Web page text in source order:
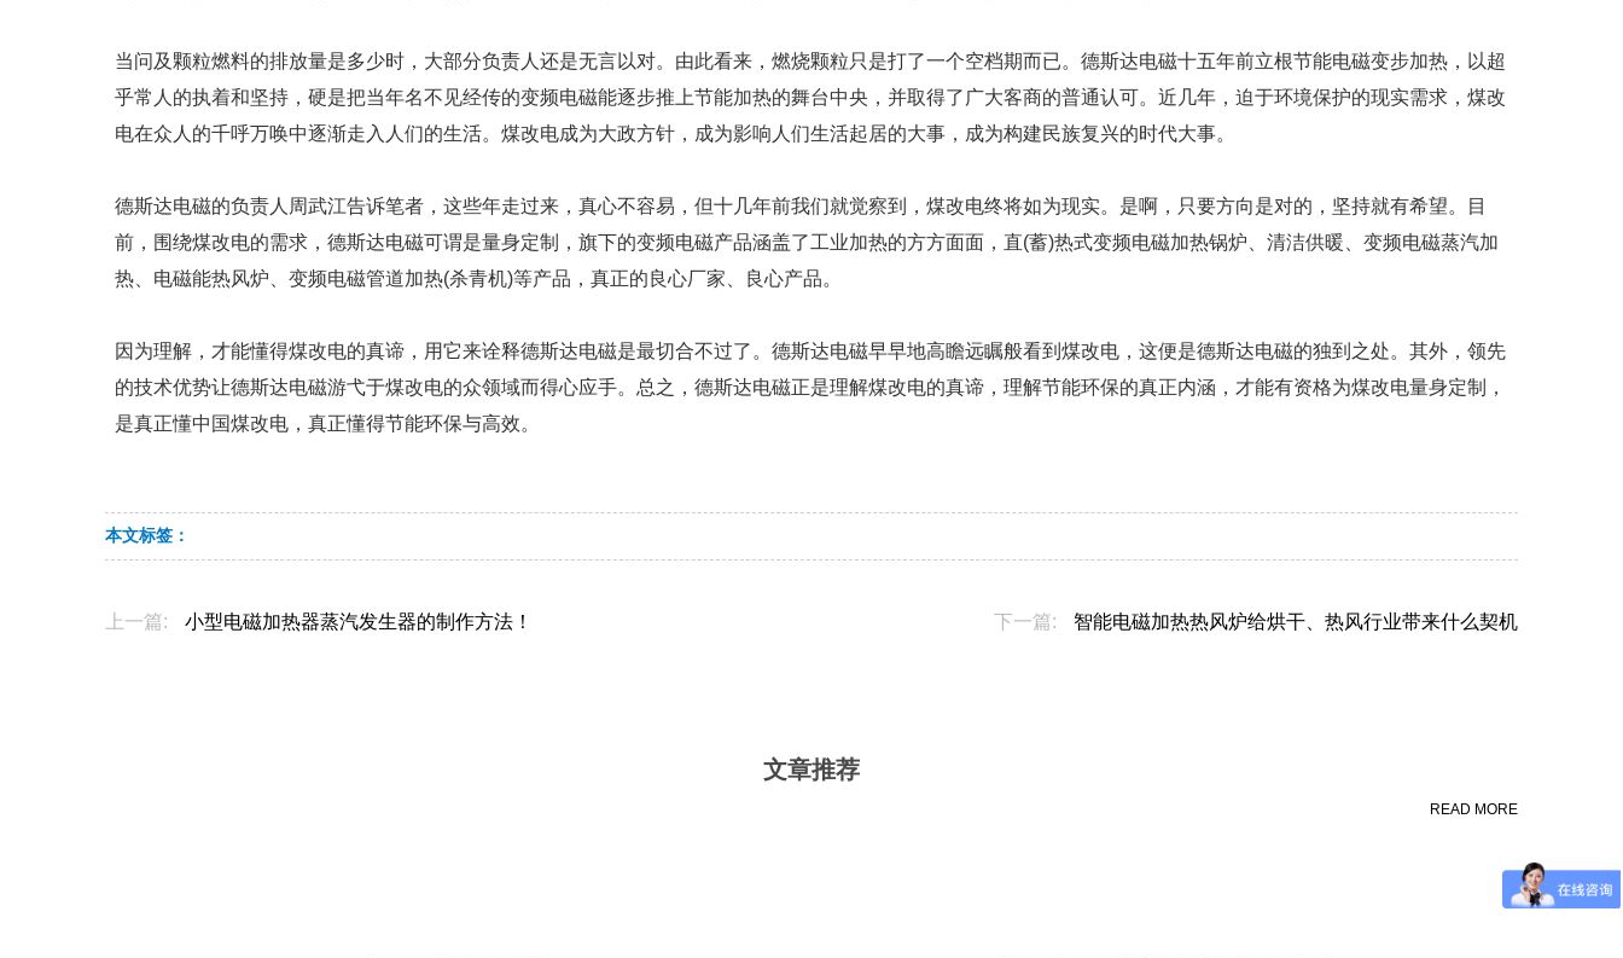
当问及颗粒燃料的排放量是多少时，大部分负责人还是无言以对。由此看来，燃烧颗粒只是打了一个空档期而已。德斯达电磁十五年前立根节能电磁变步加热，以超
乎常人的执着和坚持，硬是把当年名不见经传的变频电磁能逐步推上节能加热的舞台中央，并取得了广大客商的普通认可。近几年，迫于环境保护的现实需求，煤改
电在众人的千呼万唤中逐渐走入人们的生活。煤改电成为大政方针，成为影响人们生活起居的大事，成为构建民族复兴的时代大事。
德斯达电磁的负责人周武江告诉笔者，这些年走过来，真心不容易，但十几年前我们就觉察到，煤改电终将如为现实。是啊，只要方向是对的，坚持就有希望。目
前，围绕煤改电的需求，德斯达电磁可谓是量身定制，旗下的变频电磁产品涵盖了工业加热的方方面面，直(蓄)热式变频电磁加热锅炉、清洁供暖、变频电磁蒸汽加
热、电磁能热风炉、变频电磁管道加热(杀青机)等产品，真正的良心厂家、良心产品。
因为理解，才能懂得煤改电的真谛，用它来诠释德斯达电磁是最切合不过了。德斯达电磁早早地高瞻远瞩般看到煤改电，这便是德斯达电磁的独到之处。其外，领先
的技术优势让德斯达电磁游弋于煤改电的众领域而得心应手。总之，德斯达电磁正是理解煤改电的真谛，理解节能环保的真正内涵，才能有资格为煤改电量身定制，
是真正懂中国煤改电，真正懂得节能环保与高效。
本文标签：
上一篇: 小型电磁加热器蒸汽发生器的制作方法！ 下一篇: 智能电磁加热热风炉给烘干、热风行业带来什么契机
文章推荐
READ MORE